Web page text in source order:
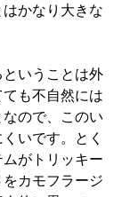
かなり大きな
いうことは外
も不自然には
ので、このい
いです。とく
がトリッキー
カモフラージ